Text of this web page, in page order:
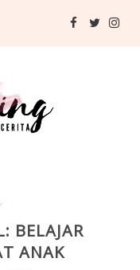
BELAJAR
ANAK